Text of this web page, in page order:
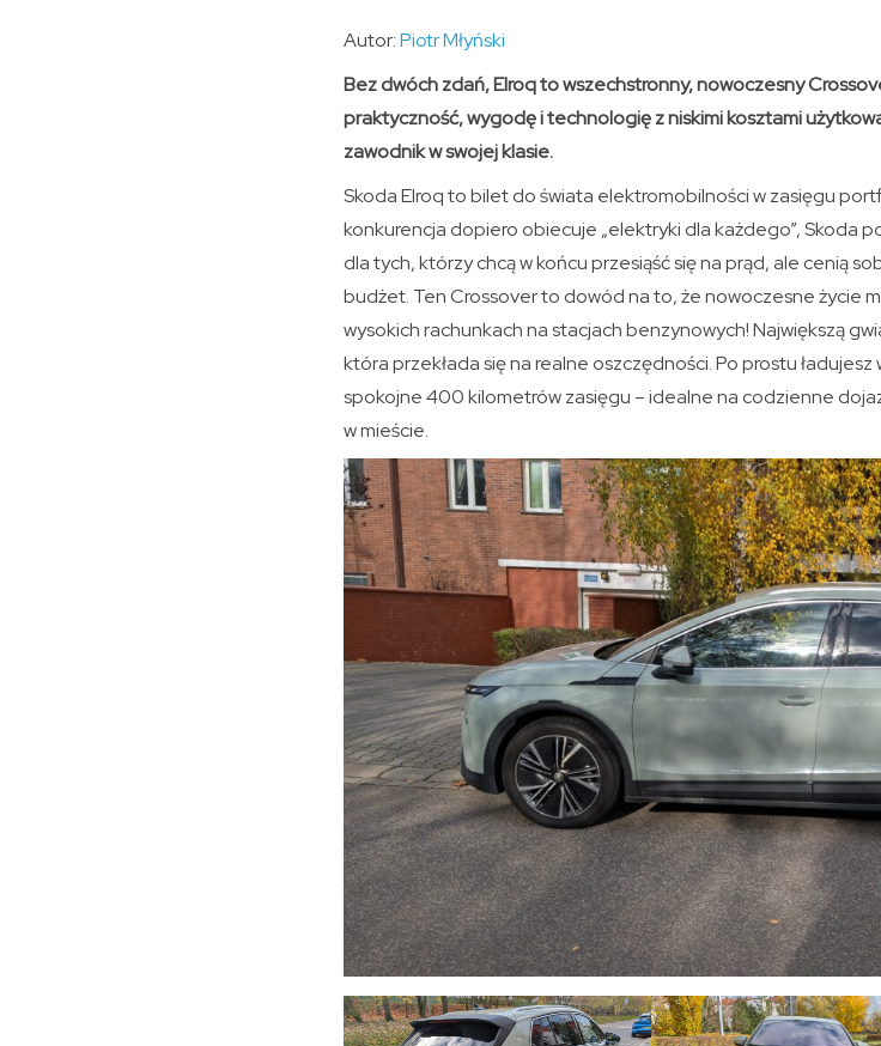
Autor:Piotr Młyński
Bez dwóch zdań, Elroq to wszechstronny, nowoczesny
praktyczność, wygodę i technologię z niskimi kosztami
zawodnik w swojej klasie.
Skoda Elroq to bilet do świata elektromobilności w zasięgu
konkurencja dopiero obiecuje „elektryki dla każdego”, Skoda
dla tych, którzy chcą w końcu przesiąść się na prąd, ale cenią
budżet. Ten Crossover to dowód na to, że nowoczesne życie
wysokich rachunkach na stacjach benzynowych! Największą
która przekłada się na realne oszczędności. Po prostu
spokojne 400 kilometrów zasięgu – idealne na codzienne
w mieście.